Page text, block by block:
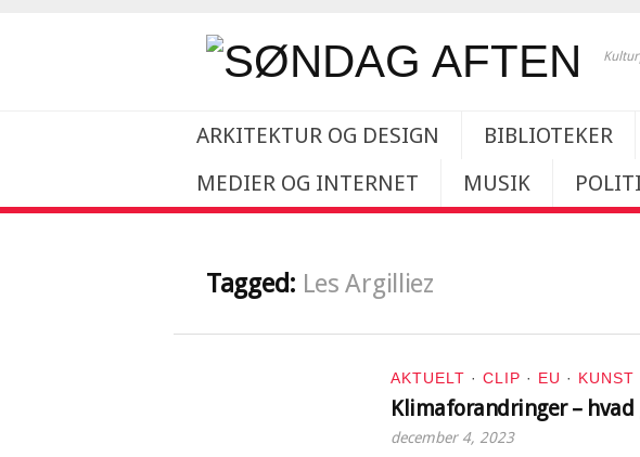
ARKITEKTUR OG DESIGN BIBLIOTEKER
MEDIER OG INTERNET
MUSIK
Tagged: Les Argilliez
AKTUELT · CLIP · EU · KUNST
Klimaforandringer – hvad
december 4, 2023